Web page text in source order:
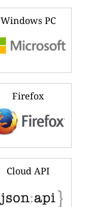
Windows PC
Firefox
Cloud API